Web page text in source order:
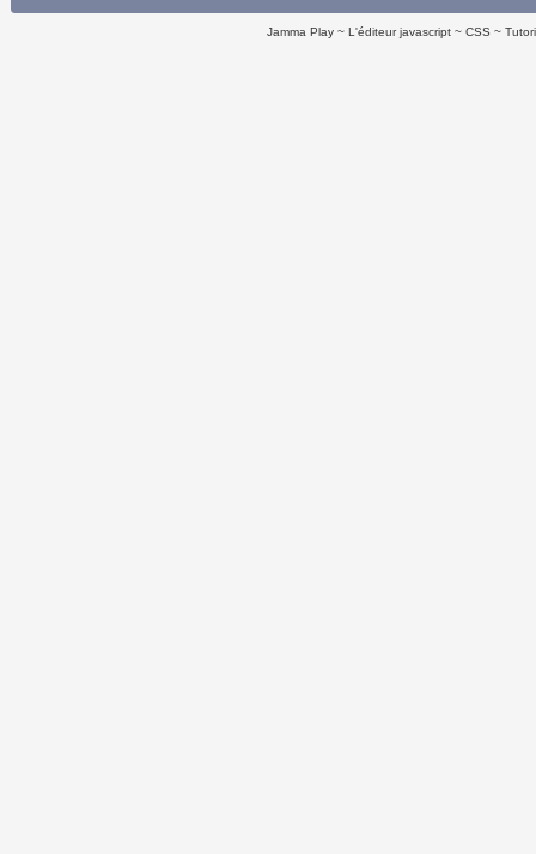
Jamma Play L'éditeur javascript CSS